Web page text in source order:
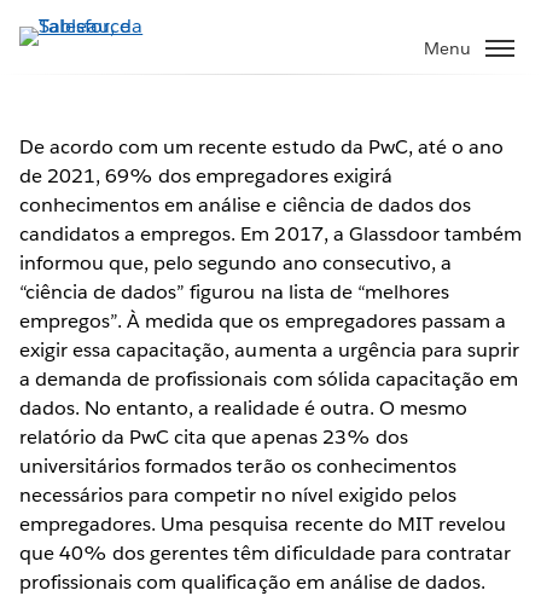
Pular
para
Menu
Dez principais tendências de
business intelligence para
2018
Assista ao teaser
De acordo com um recente estudo da PwC, até o ano
de 2021, 69% dos empregadores exigirá
conhecimentos em análise e ciência de dados dos
candidatos a empregos. Em 2017, a Glassdoor também
informou que, pelo segundo ano consecutivo, a
“ciência de dados” figurou na lista de “melhores
empregos”. À medida que os empregadores passam a
exigir essa capacitação, aumenta a urgência para suprir
a demanda de profissionais com sólida capacitação em
dados. No entanto, a realidade é outra. O mesmo
relatório da PwC cita que apenas 23% dos
universitários formados terão os conhecimentos
necessários para competir no nível exigido pelos
empregadores. Uma pesquisa recente do MIT revelou
que 40% dos gerentes têm dificuldade para contratar
profissionais com qualificação em análise de dados.